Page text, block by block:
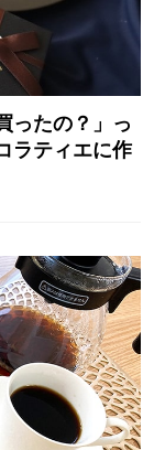
ったの？」っ
ラティエに作